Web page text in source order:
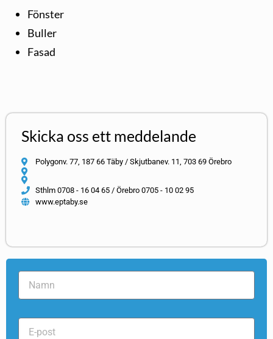
Fönster
Buller
Fasad
Skicka oss ett meddelande
Polygonv. 77, 187 66 Täby / Skjutbanev. 11, 703 69 Örebro
Sthlm 0708 - 16 04 65 / Örebro 0705 - 10 02 95
www.eptaby.se